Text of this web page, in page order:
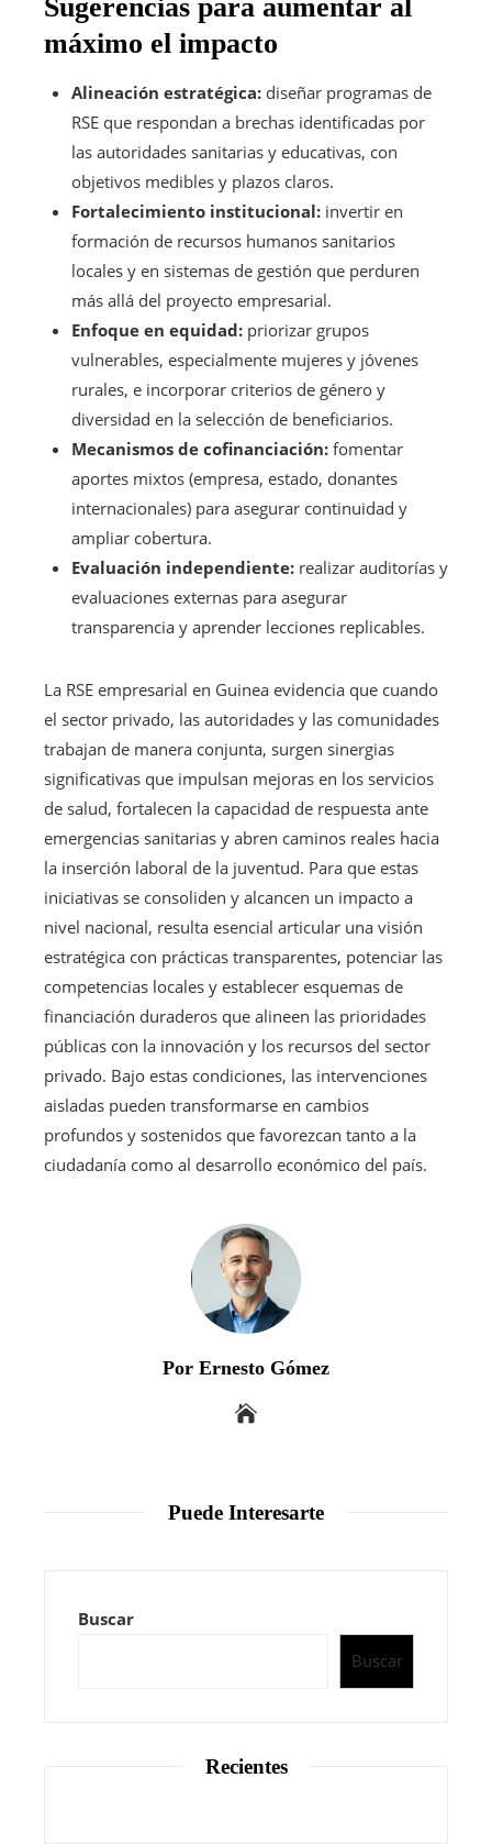
Sugerencias para aumentar al
máximo el impacto
Alineación estratégica: diseñar programas de
RSE que respondan a brechas identificadas por
las autoridades sanitarias y educativas, con
objetivos medibles y plazos claros.
Fortalecimiento institucional: invertir en
formación de recursos humanos sanitarios
locales y en sistemas de gestión que perduren
más allá del proyecto empresarial.
Enfoque en equidad: priorizar grupos
vulnerables, especialmente mujeres y jóvenes
rurales, e incorporar criterios de género y
diversidad en la selección de beneficiarios.
Mecanismos de cofinanciación: fomentar
aportes mixtos (empresa, estado, donantes
internacionales) para asegurar continuidad y
ampliar cobertura.
Evaluación independiente: realizar auditorías y
evaluaciones externas para asegurar
transparencia y aprender lecciones replicables.
La RSE empresarial en Guinea evidencia que cuando
el sector privado, las autoridades y las comunidades
trabajan de manera conjunta, surgen sinergias
significativas que impulsan mejoras en los servicios
de salud, fortalecen la capacidad de respuesta ante
emergencias sanitarias y abren caminos reales hacia
la inserción laboral de la juventud. Para que estas
iniciativas se consoliden y alcancen un impacto a
nivel nacional, resulta esencial articular una visión
estratégica con prácticas transparentes, potenciar las
competencias locales y establecer esquemas de
financiación duraderos que alineen las prioridades
públicas con la innovación y los recursos del sector
privado. Bajo estas condiciones, las intervenciones
aisladas pueden transformarse en cambios
profundos y sostenidos que favorezcan tanto a la
ciudadanía como al desarrollo económico del país.
Por Ernesto Gómez
Puede Interesarte
Buscar
Buscar
Recientes